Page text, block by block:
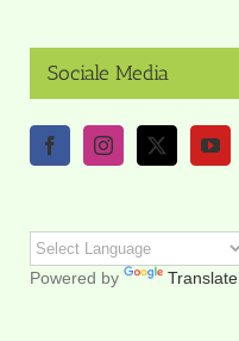
Sociale Media
Powered by Translate